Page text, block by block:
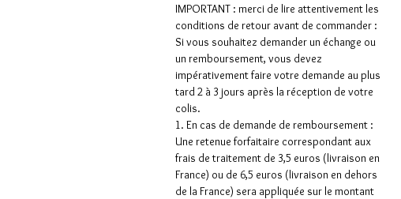
IMPORTANT : merci de lire attentivement les
conditions de retour avant de commander :
Si vous souhaitez demander un échange ou
un remboursement, vous devez
impérativement faire votre demande au plus
tard 2 à 3 jours après la réception de votre
colis.
1. En cas de demande de remboursement :
Une retenue forfaitaire correspondant aux
frais de traitement de 3,5 euros (livraison en
France) ou de 6,5 euros (livraison en dehors
de la France) sera appliquée sur le montant